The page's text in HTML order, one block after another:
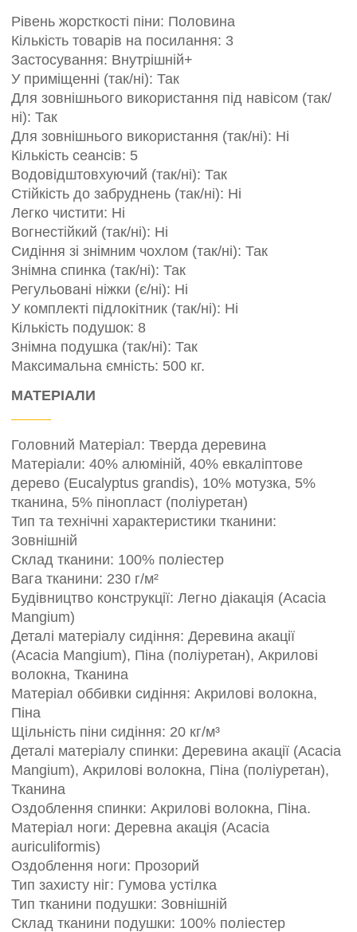
Рівень жорсткості піни: Половина
Кількість товарів на посилання: 3
Застосування: Внутрішній+
У приміщенні (так/ні): Так
Для зовнішнього використання під навісом (так/
ні): Так
Для зовнішнього використання (так/ні): Ні
Кількість сеансів: 5
Водовідштовхуючий (так/ні): Так
Стійкість до забруднень (так/ні): Ні
Легко чистити: Ні
Вогнестійкий (так/ні): Ні
Сидіння зі знімним чохлом (так/ні): Так
Знімна спинка (так/ні): Так
Регульовані ніжки (є/ні): Ні
У комплекті підлокітник (так/ні): Ні
Кількість подушок: 8
Знімна подушка (так/ні): Так
Максимальна ємність: 500 кг.
МАТЕРІАЛИ
Головний Матеріал: Тверда деревина
Матеріали: 40% алюміній, 40% евкаліптове
дерево (Eucalyptus grandis), 10% мотузка, 5%
тканина, 5% пінопласт (поліуретан)
Тип та технічні характеристики тканини:
Зовнішній
Склад тканини: 100% поліестер
Вага тканини: 230 г/м²
Будівництво конструкції: Легно діакація (Acacia
Mangium)
Деталі матеріалу сидіння: Деревина акації
(Acacia Mangium), Піна (поліуретан), Акрилові
волокна, Тканина
Матеріал оббивки сидіння: Акрилові волокна,
Піна
Щільність піни сидіння: 20 кг/м³
Деталі матеріалу спинки: Деревина акації (Acacia
Mangium), Акрилові волокна, Піна (поліуретан),
Тканина
Оздоблення спинки: Акрилові волокна, Піна.
Матеріал ноги: Деревна акація (Acacia
auriculiformis)
Оздоблення ноги: Прозорий
Тип захисту ніг: Гумова устілка
Тип тканини подушки: Зовнішній
Склад тканини подушки: 100% поліестер